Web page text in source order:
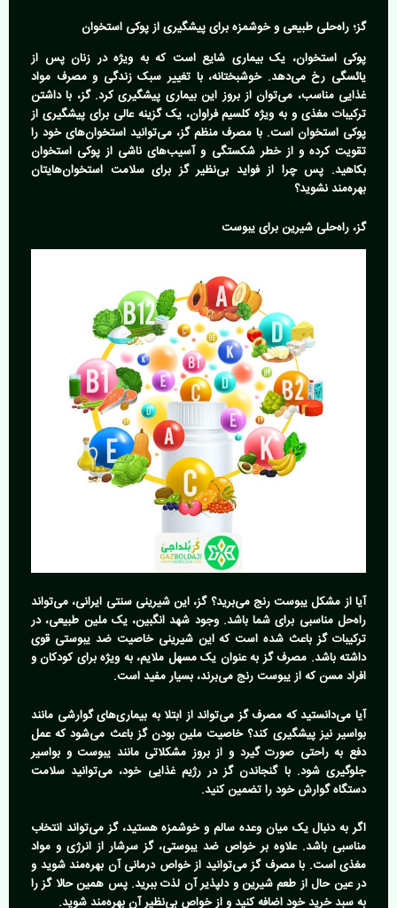
گز؛ راه‌حلی طبیعی و خوشمزه برای پیشگیری از پوکی استخوان
پوکی استخوان، یک بیماری شایع است که به ویژه در زنان پس از
یائسگی رخ می‌دهد. خوشبختانه، با تغییر سبک زندگی و مصرف مواد
غذایی مناسب، می‌توان از بروز این بیماری پیشگیری کرد. گز، با داشتن
ترکیبات مغذی و به ویژه کلسیم فراوان، یک گزینه عالی برای پیشگیری از
پوکی استخوان است. با مصرف منظم گز، می‌توانید استخوان‌های خود را
تقویت کرده و از خطر شکستگی و آسیب‌های ناشی از پوکی استخوان
بکاهید. پس چرا از فواید بی‌نظیر گز برای سلامت استخوان‌هایتان
بهره‌مند نشوید؟
گز، راه‌حلی شیرین برای یبوست
آیا از مشکل یبوست رنج می‌برید؟ گز، این شیرینی سنتی ایرانی، می‌تواند
راه‌حل مناسبی برای شما باشد. وجود شهد انگبین، یک ملین طبیعی، در
ترکیبات گز باعث شده است که این شیرینی خاصیت ضد یبوستی قوی
داشته باشد. مصرف گز به عنوان یک مسهل ملایم، به ویژه برای کودکان و
افراد مسن که از یبوست رنج می‌برند، بسیار مفید است.
آیا می‌دانستید که مصرف گز می‌تواند از ابتلا به بیماری‌های گوارشی مانند
بواسیر نیز پیشگیری کند؟ خاصیت ملین بودن گز باعث می‌شود که عمل
دفع به راحتی صورت گیرد و از بروز مشکلاتی مانند یبوست و بواسیر
جلوگیری شود. با گنجاندن گز در رژیم غذایی خود، می‌توانید سلامت
دستگاه گوارش خود را تضمین کنید.
اگر به دنبال یک میان وعده سالم و خوشمزه هستید، گز می‌تواند انتخاب
مناسبی باشد. علاوه بر خواص ضد یبوستی، گز سرشار از انرژی و مواد
مغذی است. با مصرف گز می‌توانید از خواص درمانی آن بهره‌مند شوید و
در عین حال از طعم شیرین و دلپذیر آن لذت ببرید. پس همین حالا گز را
به سبد خرید خود اضافه کنید و از خواص بی‌نظیر آن بهره‌مند شوید.